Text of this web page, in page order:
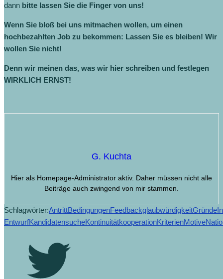
dann bitte lassen Sie die Finger von uns!
Wenn Sie bloß bei uns mitmachen wollen, um einen
hochbezahlten Job zu bekommen: Lassen Sie es bleiben! Wir
wollen Sie nicht!
Denn wir meinen das, was wir hier schreiben und festlegen
WIRKLICH ERNST!
G. Kuchta
Hier als Homepage-Administrator aktiv. Daher müssen nicht alle
Beiträge auch zwingend von mir stammen.
Schlagwörter:AntrittBedingungenFeedbackglaubwürdigkeitGründe
EntwurfKandidatensucheKontinuitätkooperationKriterienMotive